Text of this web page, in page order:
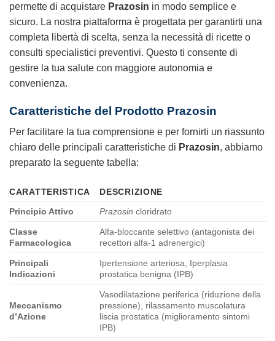
permette di acquistare Prazosin in modo semplice e
sicuro. La nostra piattaforma è progettata per garantirti una
completa libertà di scelta, senza la necessità di ricette o
consulti specialistici preventivi. Questo ti consente di
gestire la tua salute con maggiore autonomia e
convenienza.
Caratteristiche del Prodotto Prazosin
Per facilitare la tua comprensione e per fornirti un riassunto
chiaro delle principali caratteristiche di Prazosin, abbiamo
preparato la seguente tabella:
CARATTERISTICA
DESCRIZIONE
Principio Attivo
Prazosin cloridrato
Classe
Farmacologica
Alfa-bloccante selettivo (antagonista dei
recettori alfa-1 adrenergici)
Principali
Indicazioni
Ipertensione arteriosa, Iperplasia
prostatica benigna (IPB)
Meccanismo
d’Azione
Vasodilatazione periferica (riduzione della
pressione), rilassamento muscolatura
liscia prostatica (miglioramento sintomi
IPB)